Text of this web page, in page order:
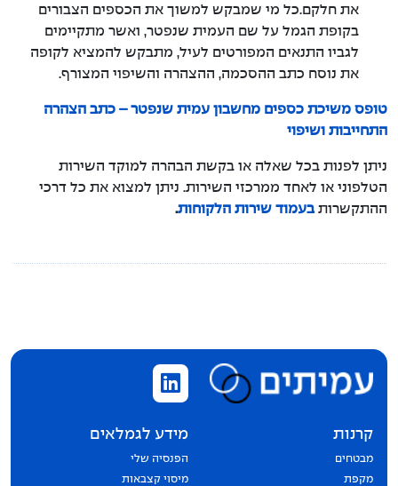
את חלקם.כל מי שמבקש למשוך את הכספים הצבורים
בקופת הגמל על שם העמית שנפטר, ואשר מתקיימים
לגביו התנאים המפורטים לעיל, מתבקש להמציא לקופה
את נוסח כתב ההסכמה, ההצהרה והשיפוי המצורף.
טופס משיכת כספים מחשבון עמית שנפטר – כתב הצהרה
התחייבות ושיפוי
ניתן לפנות בכל שאלה או בקשת הבהרה למוקד השירות
הטלפוני או לאחד ממרכזי השירות. ניתן למצוא את כל דרכי
ההתקשרותבעמוד שירות הלקוחות.
קרנות
מבטחים
מקפת
מידע לגמלאים
הפנסיה שלי
מיסוי קצבאות